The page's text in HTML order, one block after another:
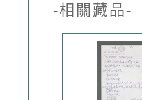
-相關藏品-